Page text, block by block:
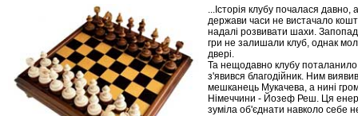
...Історія клубу почалася давно,
держави часи не вистачало
надалі розвивати шахи.
гри не залишали клуб, однак
двері.
Та нещодавно клубу поталанило
з'явився благодійник. Ним
мешканець Мукачева, а нині
Німеччини - Йозеф Реш. Ця
зуміла об'єднати навколо себе